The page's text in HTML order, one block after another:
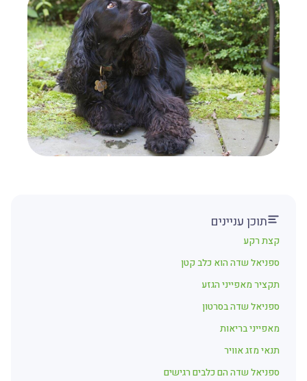
תוכן עניינים
קצת רקע
ספניאל שדה הוא כלב קטן
תקציר מאפייני הגזע
ספניאל שדה בסרטון
מאפייני בריאות
תנאי מזג אוויר
ספניאל שדה הם כלבים רגישים